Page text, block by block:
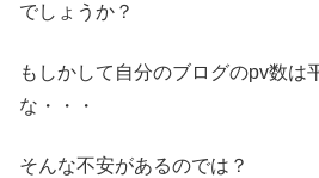
でしょうか？
もしかして自分のブログのpv数は
な・・・
そんな不安があるのでは？